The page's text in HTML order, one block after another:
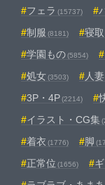
フェラ (15737)
制服 (8181) 寝
学園もの(5854)
処女(3503) 人
3P・4P(2214)
イラスト・CG集
着衣 (1776) 脚
正常位 (1656)